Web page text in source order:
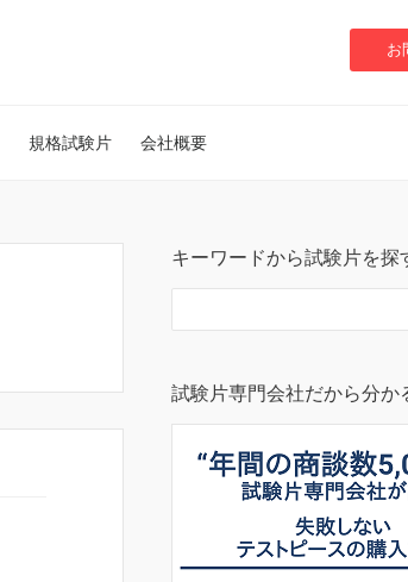
お
規格試験片 会社概要
キーワードから試験片を探
試験片専門会社だから分か